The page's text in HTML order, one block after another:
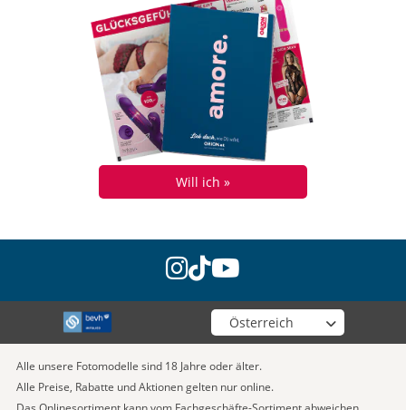
Will ich »
instagram
tiktok
youtube
Wähle deinen Shop
Alle unsere Fotomodelle sind 18 Jahre oder älter.
Alle Preise, Rabatte und Aktionen gelten nur online.